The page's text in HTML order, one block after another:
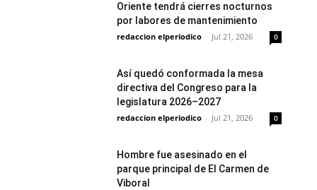
Oriente tendrá cierres nocturnos
por labores de mantenimiento
redaccion elperiodico - Jul 21, 2026 0
Así quedó conformada la mesa
directiva del Congreso para la
legislatura 2026–2027
redaccion elperiodico - Jul 21, 2026 0
Hombre fue asesinado en el
parque principal de El Carmen de
Viboral